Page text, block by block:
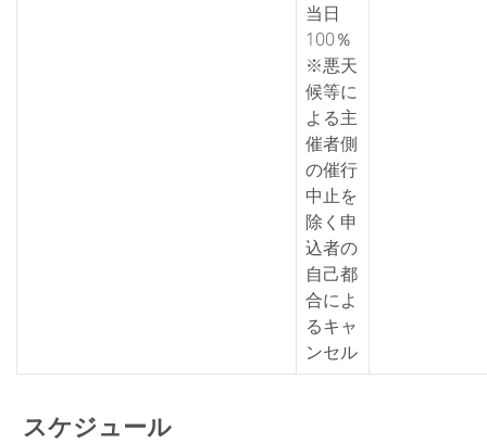
当日
100％
※悪天
候等に
よる主
催者側
の催行
中止を
除く申
込者の
自己都
合によ
るキャ
ンセル
スケジュール